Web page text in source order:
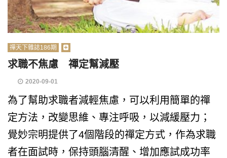
禪天下雜誌186期
求職不焦慮 禪定幫減壓
2020-09-01
為了幫助求職者減輕焦慮，可以利用簡單的禪
定方法，改變思維、專注呼吸，以減緩壓力；
覺妙宗明提供了4個階段的禪定方式，作為求職
者在面試時，保持頭腦清醒、增加應試成功率